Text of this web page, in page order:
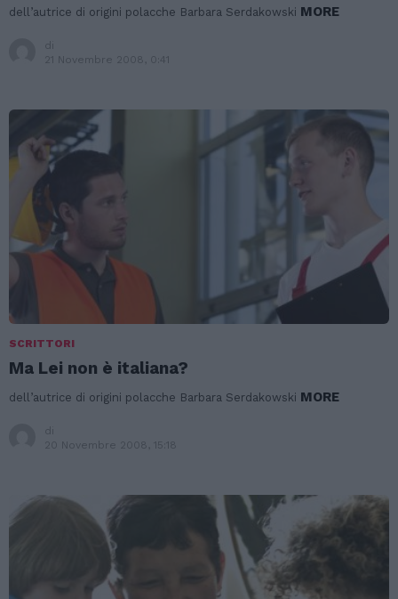
dell’autrice di origini polacche Barbara Serdakowski MORE
di
21 Novembre 2008, 0:41
SCRITTORI
Ma Lei non è italiana?
dell’autrice di origini polacche Barbara Serdakowski MORE
di
20 Novembre 2008, 15:18